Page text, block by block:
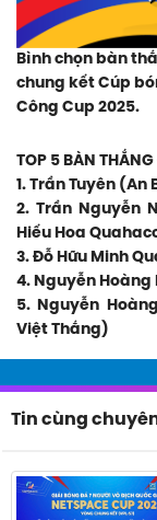
Bình chọn bàn
chung kết Cúp
Công Cup 2025.
TOP 5 BÀN
1. Trần Tuyên (An
2. Trần Nguyễn
Hiếu Hoa
3. Đỗ Hữu Minh
4. Nguyễn Hoàng
5. Nguyễn
Việt Thắng)
Tin cùng